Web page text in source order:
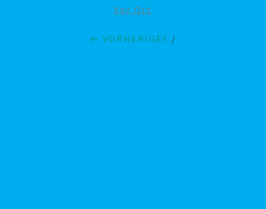
Vor Ort
← VORHERIGES /